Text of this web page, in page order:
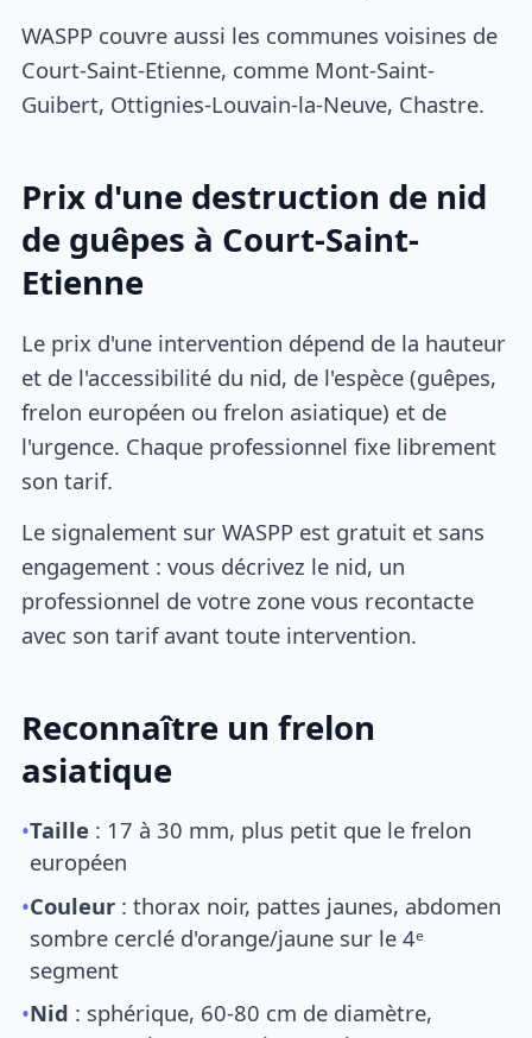
WASPP couvre aussi les communes voisines de
Court-Saint-Etienne, comme Mont-Saint-
Guibert, Ottignies-Louvain-la-Neuve, Chastre.
Prix d'une destruction de nid
de guêpes à Court-Saint-
Etienne
Le prix d'une intervention dépend de la hauteur
et de l'accessibilité du nid, de l'espèce (guêpes,
frelon européen ou frelon asiatique) et de
l'urgence. Chaque professionnel fixe librement
son tarif.
Le signalement sur WASPP est gratuit et sans
engagement : vous décrivez le nid, un
professionnel de votre zone vous recontacte
avec son tarif avant toute intervention.
Reconnaître un frelon
asiatique
•Taille : 17 à 30 mm, plus petit que le frelon
européen
•Couleur : thorax noir, pattes jaunes, abdomen
sombre cerclé d'orange/jaune sur le 4ᵉ
segment
•Nid : sphérique, 60-80 cm de diamètre,